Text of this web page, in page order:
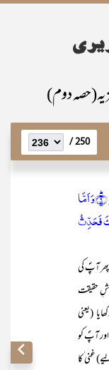
دوم)
250 /
فَاَغۡنٰی ؕ﴿۸﴾فَاَمَّا الۡیَتِیۡمَ فَلَا تَقۡہَرۡ ؕ﴿۹﴾وَ اَمَّا
رَبِّکَ فَحَدِّثۡ
آپؐ کی
حقیقت
(یعنی
آپؐ کو
غنی ٰکا